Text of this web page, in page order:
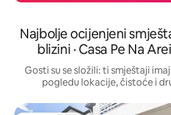
Najbolje ocijenjeni
blizini · Casa Pe Na
Gosti su se složili: ti smještaji
pogledu lokacije, čistoće i